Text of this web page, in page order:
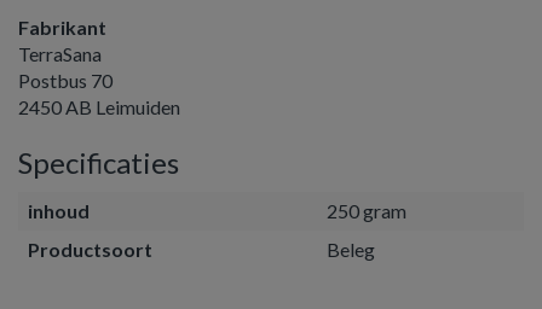
Fabrikant
TerraSana
Postbus 70
2450 AB Leimuiden
Specificaties
inhoud
250 gram
Productsoort
Beleg